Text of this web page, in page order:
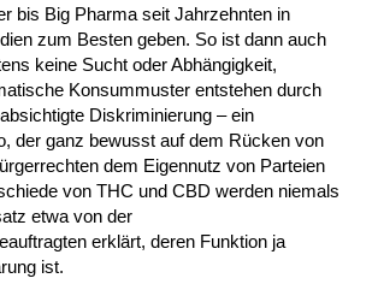
bis Big Pharma seit Jahrzehnten in
zum Besten geben. So ist dann auch
keine Sucht oder Abhängigkeit,
Konsummuster entstehen durch
Diskriminierung – ein
der ganz bewusst auf dem Rücken von
dem Eigennutz von Parteien
von THC und CBD werden niemals
etwa von der
erklärt, deren Funktion ja
ist.